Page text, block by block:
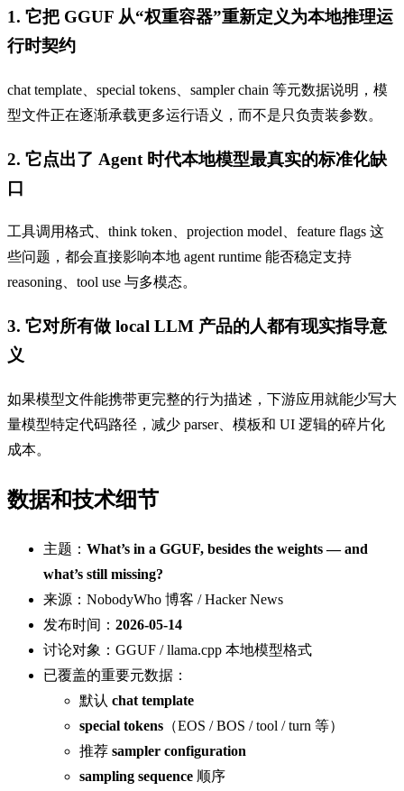
1. 它把 GGUF 从“权重容器”重新定义为本地推理运
行时契约
chat template、special tokens、sampler chain 等元数据说明，模
型文件正在逐渐承载更多运行语义，而不是只负责装参数。
2. 它点出了 Agent 时代本地模型最真实的标准化缺
口
工具调用格式、think token、projection model、feature flags 这
些问题，都会直接影响本地 agent runtime 能否稳定支持
reasoning、tool use 与多模态。
3. 它对所有做 local LLM 产品的人都有现实指导意
义
如果模型文件能携带更完整的行为描述，下游应用就能少写大
量模型特定代码路径，减少 parser、模板和 UI 逻辑的碎片化
成本。
数据和技术细节
主题： What’s in a GGUF, besides the weights — and
what’s still missing?
来源：NobodyWho 博客 / Hacker News
发布时间： 2026-05-14
讨论对象：GGUF / llama.cpp 本地模型格式
已覆盖的重要元数据：
默认 chat template
special tokens （EOS / BOS / tool / turn 等）
推荐 sampler configuration
sampling sequence 顺序